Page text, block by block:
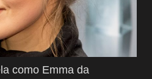
como Emma da